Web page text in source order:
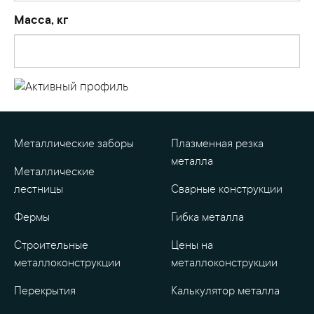
Масса, кг
Металлические заборы
Металлические
лестницы
Фермы
Строительные
металлоконструкции
Перекрытия
Плазменная резка
металла
Сварные конструкции
Гибка металла
Цены на
металлоконструкции
Калькулятор металла